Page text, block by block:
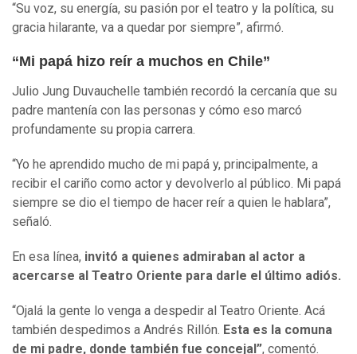
“Su voz, su energía, su pasión por el teatro y la política, su
gracia hilarante, va a quedar por siempre”, afirmó.
“Mi papá hizo reír a muchos en Chile”
Julio Jung Duvauchelle también recordó la cercanía que su
padre mantenía con las personas y cómo eso marcó
profundamente su propia carrera.
“Yo he aprendido mucho de mi papá y, principalmente, a
recibir el cariño como actor y devolverlo al público. Mi papá
siempre se dio el tiempo de hacer reír a quien le hablara”,
señaló.
En esa línea, invitó a quienes admiraban al actor a
acercarse al Teatro Oriente para darle el último adiós.
“Ojalá la gente lo venga a despedir al Teatro Oriente. Acá
también despedimos a Andrés Rillón. Esta es la comuna
de mi padre, donde también fue concejal”, comentó.